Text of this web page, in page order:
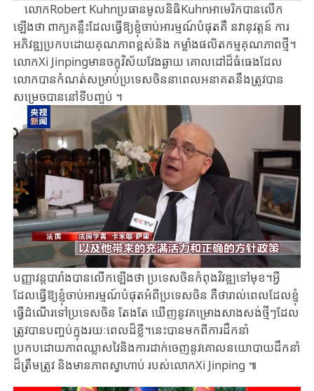
លោក​Robert Kuhn​ប្រធានមូលនិធិ​Kuhnអាមេរិកបាន​លើក
ឡើងថា​ ​ពាក្យគន្លឹះដែល​ធ្វើ​ឱ្យខ្ញុំ​ចាប់អារម្មណ៍បំផុតគឺ នវានុវត្តន៍ ​ការ
អភិវឌ្ឍប្រកបដោយ​គុណភាពខ្ពស់​និង កម្លាំងផលិតកម្មគុណភាពថ្មី។
លោកXi Jinpingមាន​ចក្ខុវិស័យវែងឆ្ងាយ ​គោលដៅដ៏​ធំធេងដែល
លោក​បានកំណត់សម្រាប់​ប្រទេសចិន​នាពេល​អនាគត​នឹង​ត្រូវ​បាន​
សម្រេច​បាន​នៅទីបញ្ចប់ ។
បញ្ញាវន្ត​បារាំង​បាន​លើកឡើងថា​ ​ប្រទេស​ចិនកំពុងវិវឌ្ឍទៅមុខ​។​អ្វី
ដែលធ្វើ​ឱ្យ​ខ្ញុំ​ចាប់អារម្មណ៍បំផុត​អំពីប្រទេសចិន ​គឺថា​រាល់ពេលដែលខ្ញុំ​
ធ្វើដំណើរ​ទៅប្រទេស​ចិន​ ​តែងតែ ​ឃើញនូវ​គម្រោងសាងសង់ថ្មីៗដែល​
ត្រូវបានបញ្ចប់ក្នុងរយៈពេលដ៏ខ្លី។​នេះបានមក​ពី​ការដឹកនាំ
ប្រកបដោយភាពឈ្លាសវៃ​និងការដាក់ចេញនូវគោលនយោបាយដឹកនាំ
ដ៏ត្រឹមត្រូវ និងមានភាពស្វាហាប់ របស់លោកXi Jinping ៕